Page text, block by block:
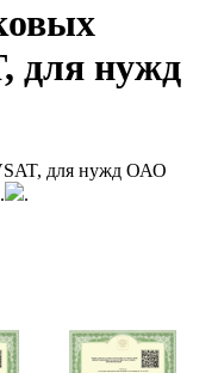
для нужд
для нужд ОАО
.